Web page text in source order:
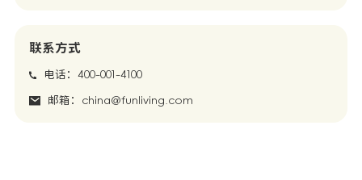
联系方式
电话：400-001-4100
邮箱：china@funliving.com